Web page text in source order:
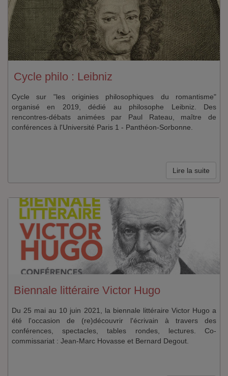
Cycle philo : Leibniz
Cycle sur "les originies philosophiques du romantisme"
organisé en 2019, dédié au philosophe Leibniz. Des
rencontres-débats animées par Paul Rateau, maître de
conférences à l'Université Paris 1 - Panthéon-Sorbonne.
Lire la suite
Biennale littéraire Victor Hugo
Du 25 mai au 10 juin 2021, la biennale littéraire Victor Hugo a
été l'occasion de (re)découvrir l'écrivain à travers des
conférences, spectacles, tables rondes, lectures. Co-
commissariat : Jean-Marc Hovasse et Bernard Degout.